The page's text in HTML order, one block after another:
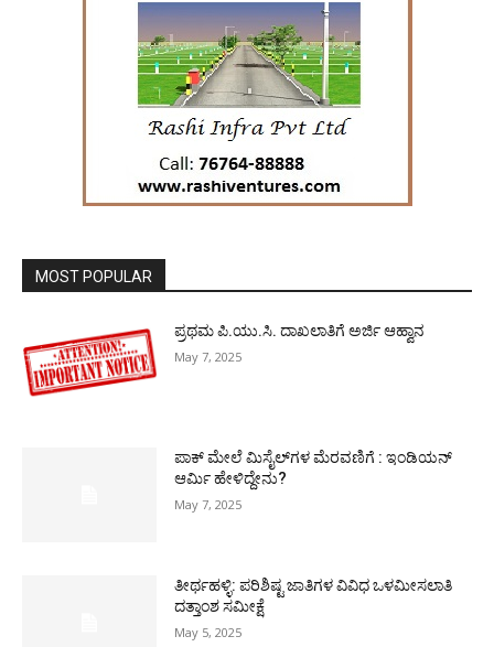
MOST POPULAR
ಪ್ರಥಮ ಪಿ.ಯು.ಸಿ. ದಾಖಲಾತಿಗೆ ಅರ್ಜಿ ಆಹ್ವಾನ
May 7, 2025
ಪಾಕ್​ ಮೇಲೆ ಮಿಸೈಲ್​ಗಳ ಮೆರವಣಿಗೆ : ಇಂಡಿಯನ್
ಆರ್ಮಿ ಹೇಳಿದ್ದೇನು?
May 7, 2025
ತೀರ್ಥಹಳ್ಳಿ: ಪರಿಶಿಷ್ಟ ಜಾತಿಗಳ ವಿವಿಧ ಒಳಮೀಸಲಾತಿ
ದತ್ತಾಂಶ ಸಮೀಕ್ಷೆ
May 5, 2025